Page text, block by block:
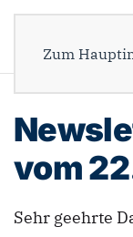
Zum
vom
Sehr geehrte